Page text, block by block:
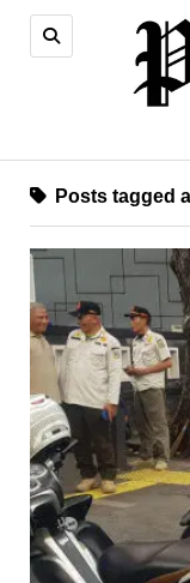
Posts tagged